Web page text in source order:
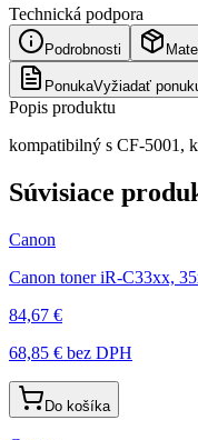
Technická podpora
Podrobnosti
PonukaVyžiadať
Popis produktu
kompatibilný s CF-5001,
Súvisiace
Canon
Canon toner iR-C33xx,
84,67 €
68,85 € bez DPH
Do košíka